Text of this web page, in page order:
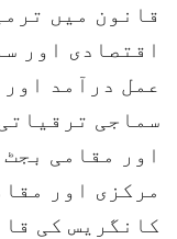
اقتصادی اور
مرکزی اور
کانگریس کی